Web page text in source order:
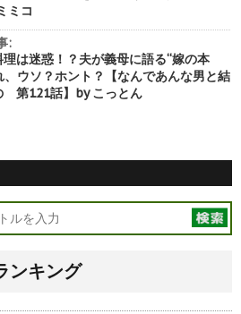
ミコ
:
は迷惑！？夫が義母に語る“嫁の本
、ウソ？ホント？【なんであんな男と結
第121話】by こっとん
ンキング